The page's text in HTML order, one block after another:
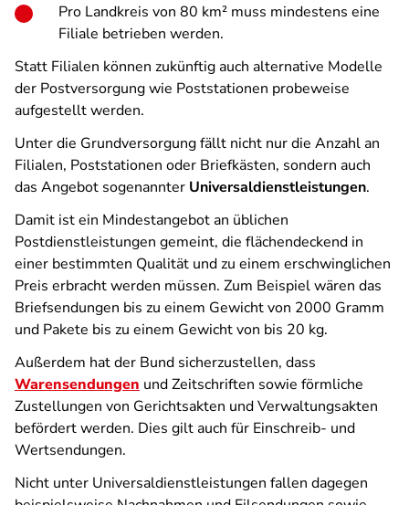
Pro Landkreis von 80 km² muss mindestens eine
Filiale betrieben werden.
Statt Filialen können zukünftig auch alternative Modelle
der Postversorgung wie Poststationen probeweise
aufgestellt werden.
Unter die Grundversorgung fällt nicht nur die Anzahl an
Filialen, Poststationen oder Briefkästen, sondern auch
das Angebot sogenannter Universaldienstleistungen.
Damit ist ein Mindestangebot an üblichen
Postdienstleistungen gemeint, die flächendeckend in
einer bestimmten Qualität und zu einem erschwinglichen
Preis erbracht werden müssen. Zum Beispiel wären das
Briefsendungen bis zu einem Gewicht von 2000 Gramm
und Pakete bis zu einem Gewicht von bis 20 kg.
Außerdem hat der Bund sicherzustellen, dass
Warensendungen und Zeitschriften sowie förmliche
Zustellungen von Gerichtsakten und Verwaltungsakten
befördert werden. Dies gilt auch für Einschreib- und
Wertsendungen.
Nicht unter Universaldienstleistungen fallen dagegen